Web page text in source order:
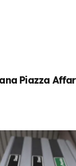
Piazza